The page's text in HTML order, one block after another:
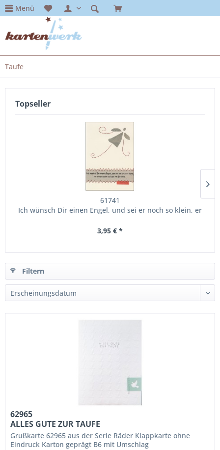
Menü
Taufe
Topseller
61741
Ich wünsch Dir einen Engel, und sei er noch so klein, er
3,95 € *
Filtern
62965
ALLES GUTE ZUR TAUFE
Grußkarte 62965 aus der Serie Räder Klappkarte ohne
Eindruck Karton geprägt B6 mit Umschlag